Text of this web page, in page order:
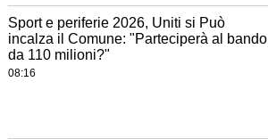
Sport e periferie 2026, Uniti si Può
incalza il Comune: "Parteciperà al bando
da 110 milioni?"
08:16